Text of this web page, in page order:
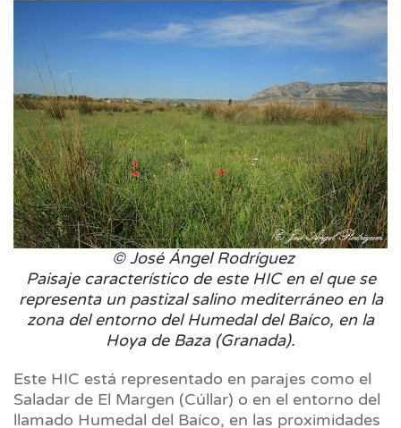
©José Ángel Rodríguez
Paisaje característico de este HIC en el que se
representa un pastizal salino mediterráneo en la
zona del entorno del Humedal del Baíco, en la
Hoya de Baza (Granada).
Este HIC está representado en parajes como el
Saladar de El Margen (Cúllar) o en el entorno del
llamado Humedal del Baíco, en las proximidades